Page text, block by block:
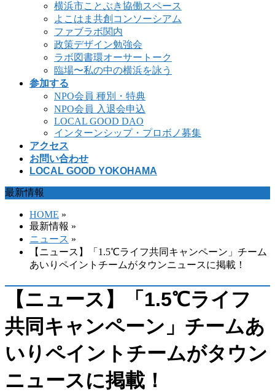
横浜市ことぶき協働スペース
よこはま共創コンソーシアム
ファブラボ関内
政策デザイン勉強会
ラボ図書環オーサートーク
臨場〜私の中の横浜を詠う
参加する
NPO会員 種別・特典
NPO会員 入退会申込
LOCAL GOOD DAO
インターンシップ・プロボノ募集
アクセス
お問い合わせ
LOCAL GOOD YOKOHAMA
最新情報
HOME »
最新情報 »
ニュース »
【ニュース】「1.5℃ライフ共同キャンペーン」チーム
あいりペイントチームがタウンニュースに掲載！
【ニュース】「1.5℃ライフ
共同キャンペーン」チームあ
いりペイントチームがタウン
ニュースに掲載！